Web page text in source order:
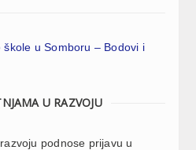
škole u Somboru – Bodovi i
U RAZVOJU
podnose prijavu u